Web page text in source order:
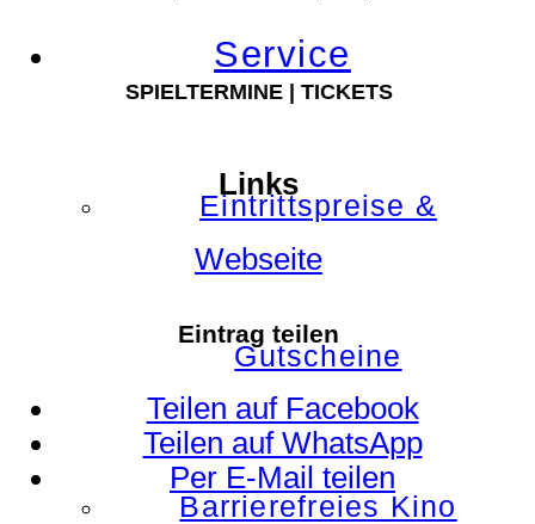
Service
Eintrittspreise &
Gutscheine
Barrierefreies Kino
SPIELTERMINE | TICKETS
Links
Webseite
Eintrag teilen
Teilen auf Facebook
Teilen auf WhatsApp
Per E-Mail teilen